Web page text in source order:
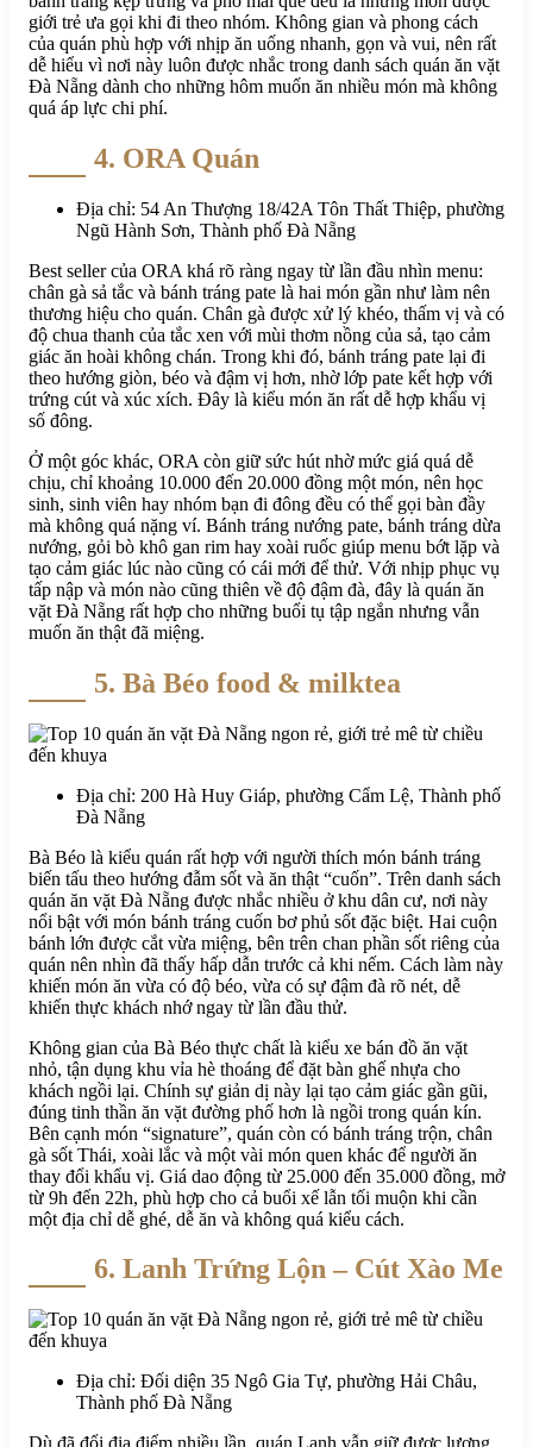
giới trẻ ưa gọi khi đi theo nhóm. Không gian và phong cách
của quán phù hợp với nhịp ăn uống nhanh, gọn và vui, nên rất
dễ hiểu vì nơi này luôn được nhắc trong danh sách quán ăn vặt
Đà Nẵng dành cho những hôm muốn ăn nhiều món mà không
quá áp lực chi phí.
4. ORA Quán
Địa chỉ: 54 An Thượng 18/42A Tôn Thất Thiệp, phường
Ngũ Hành Sơn, Thành phố Đà Nẵng
Best seller của ORA khá rõ ràng ngay từ lần đầu nhìn menu:
chân gà sả tắc và bánh tráng pate là hai món gần như làm nên
thương hiệu cho quán. Chân gà được xử lý khéo, thấm vị và có
độ chua thanh của tắc xen với mùi thơm nồng của sả, tạo cảm
giác ăn hoài không chán. Trong khi đó, bánh tráng pate lại đi
theo hướng giòn, béo và đậm vị hơn, nhờ lớp pate kết hợp với
trứng cút và xúc xích. Đây là kiểu món ăn rất dễ hợp khẩu vị
số đông.
Ở một góc khác, ORA còn giữ sức hút nhờ mức giá quá dễ
chịu, chỉ khoảng 10.000 đến 20.000 đồng một món, nên học
sinh, sinh viên hay nhóm bạn đi đông đều có thể gọi bàn đầy
mà không quá nặng ví. Bánh tráng nướng pate, bánh tráng dừa
nướng, gỏi bò khô gan rim hay xoài ruốc giúp menu bớt lặp và
tạo cảm giác lúc nào cũng có cái mới để thử. Với nhịp phục vụ
tấp nập và món nào cũng thiên về độ đậm đà, đây là quán ăn
vặt Đà Nẵng rất hợp cho những buổi tụ tập ngắn nhưng vẫn
muốn ăn thật đã miệng.
5. Bà Béo food & milktea
Địa chỉ: 200 Hà Huy Giáp, phường Cẩm Lệ, Thành phố
Đà Nẵng
Bà Béo là kiểu quán rất hợp với người thích món bánh tráng
biến tấu theo hướng đẫm sốt và ăn thật “cuốn”. Trên danh sách
quán ăn vặt Đà Nẵng được nhắc nhiều ở khu dân cư, nơi này
nổi bật với món bánh tráng cuốn bơ phủ sốt đặc biệt. Hai cuộn
bánh lớn được cắt vừa miệng, bên trên chan phần sốt riêng của
quán nên nhìn đã thấy hấp dẫn trước cả khi nếm. Cách làm này
khiến món ăn vừa có độ béo, vừa có sự đậm đà rõ nét, dễ
khiến thực khách nhớ ngay từ lần đầu thử.
Không gian của Bà Béo thực chất là kiểu xe bán đồ ăn vặt
nhỏ, tận dụng khu vỉa hè thoáng để đặt bàn ghế nhựa cho
khách ngồi lại. Chính sự giản dị này lại tạo cảm giác gần gũi,
đúng tinh thần ăn vặt đường phố hơn là ngồi trong quán kín.
Bên cạnh món “signature”, quán còn có bánh tráng trộn, chân
gà sốt Thái, xoài lắc và một vài món quen khác để người ăn
thay đổi khẩu vị. Giá dao động từ 25.000 đến 35.000 đồng, mở
từ 9h đến 22h, phù hợp cho cả buổi xế lẫn tối muộn khi cần
một địa chỉ dễ ghé, dễ ăn và không quá kiểu cách.
6. Lanh Trứng Lộn – Cút Xào Me
Địa chỉ: Đối diện 35 Ngô Gia Tự, phường Hải Châu,
Thành phố Đà Nẵng